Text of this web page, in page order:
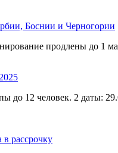
Боснии и Черногории
продлены до 1
до 12 человек. 2 даты:
в рассрочку